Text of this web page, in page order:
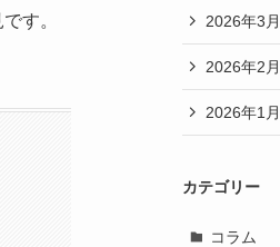
す。 2026年3月
2026年2月
2026年1月
カテゴリー
コラム